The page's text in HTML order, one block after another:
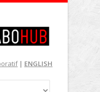
| ENGLISH